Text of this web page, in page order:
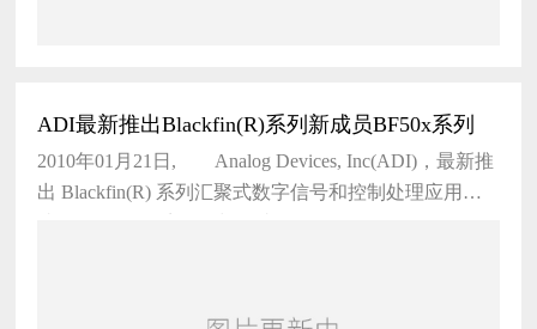
ADI最新推出Blackfin(R)系列新成员BF50x系列
2010年01月21日, Analog Devices, Inc(ADI)，最新推
出 Blackfin(R) 系列汇聚式数字信号和控制处理应用新